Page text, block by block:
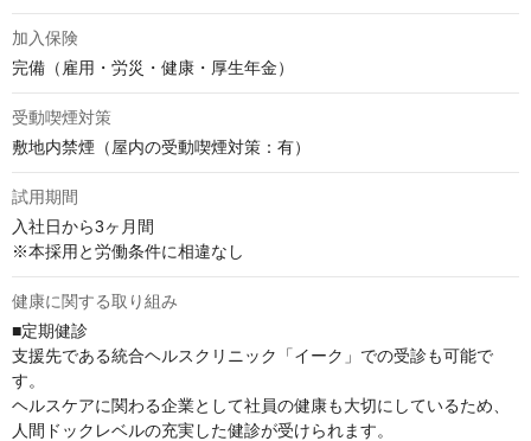
加入保険
完備（雇用・労災・健康・厚生年金）
受動喫煙対策
敷地内禁煙（屋内の受動喫煙対策：有）
試用期間
入社日から3ヶ月間
※本採用と労働条件に相違なし
健康に関する取り組み
■定期健診
⽀援先である統合ヘルスクリニック「イーク」での受診も可能で
す。
ヘルスケアに関わる企業として社員の健康も⼤切にしているため、
人間ドックレベルの充実した健診が受けられます。